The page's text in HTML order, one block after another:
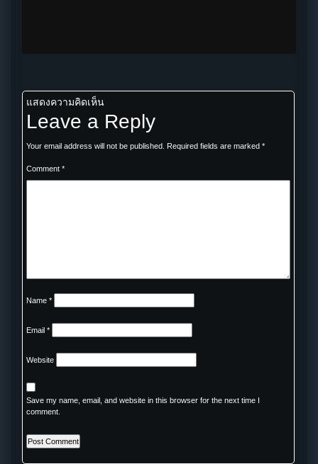
แสดงความคิดเห็น
Leave a Reply
Your email address will not be published. Required fields are marked *
Comment *
Name *
Email *
Website
Save my name, email, and website in this browser for the next time I
comment.